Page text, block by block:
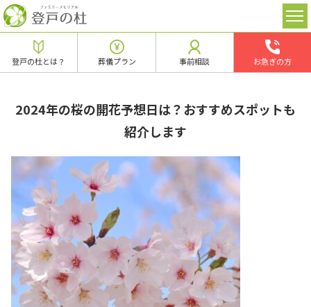
登戸の杜とは？ 葬儀プラン 事前相談 お急ぎの方
2024年の桜の開花予想日は？おすすめスポットも
紹介します